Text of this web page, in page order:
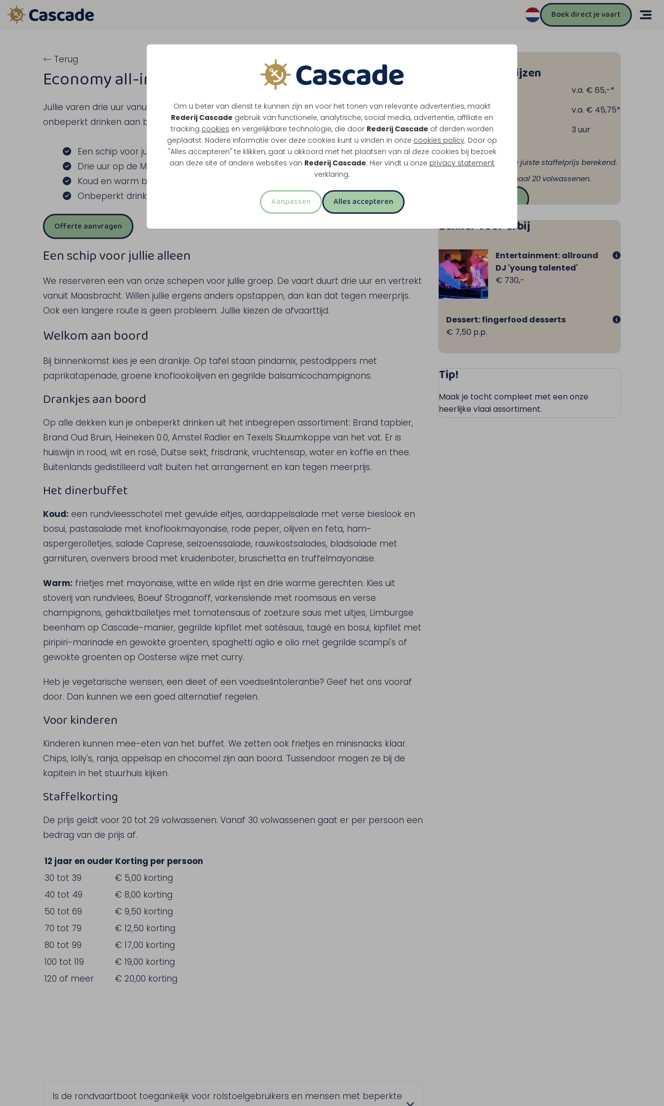
Om u beter van dienst te kunnen zijn en voor het tonen van relevante advertenties, maakt
Rederij Cascade gebruik van functionele, analytische, social media, advertentie, affiliate en
tracking cookies en vergelijkbare technologie, die door Rederij Cascade of derden worden
geplaatst. Nadere informatie over deze cookies kunt u vinden in onze cookies policy. Door op
"Alles accepteren" te klikken, gaat u akkoord met het plaatsen van al deze cookies bij bezoek
aan deze site of andere websites van Rederij Cascade. Hier vindt u onze privacy statement
verklaring.
Aanpassen Alles accepteren
Boek direct je vaart
Terug
Economy all-inclusive dinercruise
Jullie varen drie uur vanuit Maasbracht op een schip voor jullie alleen, met buffet en
onbeperkt drinken aan boord.
Een schip voor jullie groep
Drie uur op de Maasplassen
Koud en warm buffet aan boord
Onbeperkt drinken inbegrepen
Offerte aanvragen
Een schip voor jullie alleen
We reserveren een van onze schepen voor jullie groep. De vaart duurt drie uur en vertrekt
vanuit Maasbracht. Willen jullie ergens anders opstappen, dan kan dat tegen meerprijs.
Ook een langere route is geen probleem. Jullie kiezen de afvaarttijd.
Welkom aan boord
Bij binnenkomst kies je een drankje. Op tafel staan pindamix, pestodippers met
paprikatapenade, groene knoflookolijven en gegrilde balsamicochampignons.
Drankjes aan boord
Op alle dekken kun je onbeperkt drinken uit het inbegrepen assortiment: Brand tapbier,
Brand Oud Bruin, Heineken 0.0, Amstel Radler en Texels Skuumkoppe van het vat. Er is
huiswijn in rood, wit en rosé, Duitse sekt, frisdrank, vruchtensap, water en koffie en thee.
Buitenlands gedistilleerd valt buiten het arrangement en kan tegen meerprijs.
Het dinerbuffet
Koud: een rundvleesschotel met gevulde eitjes, aardappelsalade met verse bieslook en
bosui, pastasalade met knoflookmayonaise, rode peper, olijven en feta, ham-
aspergerolletjes, salade Caprese, seizoenssalade, rauwkostsalades, bladsalade met
garnituren, ovenvers brood met kruidenboter, bruschetta en truffelmayonaise.
Warm: frietjes met mayonaise, witte en wilde rijst en drie warme gerechten. Kies uit
stoverij van rundvlees, Boeuf Stroganoff, varkenslende met roomsaus en verse
champignons, gehaktballetjes met tomatensaus of zoetzure saus met uitjes, Limburgse
beenham op Cascade-manier, gegrilde kipfilet met satésaus, taugé en bosui, kipfilet met
piripiri-marinade en gewokte groenten, spaghetti aglio e olio met gegrilde scampi's of
gewokte groenten op Oosterse wijze met curry.
Heb je vegetarische wensen, een dieet of een voedselintolerantie? Geef het ons vooraf
door. Dan kunnen we een goed alternatief regelen.
Voor kinderen
Kinderen kunnen mee-eten van het buffet. We zetten ook frietjes en minisnacks klaar.
Chips, lolly's, ranja, appelsap en chocomel zijn aan boord. Tussendoor mogen ze bij de
kapitein in het stuurhuis kijken.
Staffelkorting
De prijs geldt voor 20 tot 29 volwassenen. Vanaf 30 volwassenen gaat er per persoon een
bedrag van de prijs af.
12 jaar en ouder Korting per persoon
30 tot 39
€ 5,00 korting
40 tot 49
€ 8,00 korting
50 tot 69
€ 9,50 korting
70 tot 79
€ 12,50 korting
80 tot 99
€ 17,00 korting
100 tot 119
€ 19,00 korting
120 of meer
€ 20,00 korting
Is de rondvaartboot toegankelijk voor rolstoelgebruikers en mensen met beperkte
Onze staffelprijzen
v.a. € 65,-*
Kind 4 t/m 11 jr
v.a. € 45,75*
Duur
3 uur
* bij 120+ personen
Bij aanvraag wordt de juiste staffelprijs berekend.
Te boeken voor minimaal 20 volwassenen.
Lekker voor erbij
Entertainment: allround
DJ 'young talented'
€ 730,-
Dessert: fingerfood desserts
€ 7,50 p.p.
Tip!
Maak je tocht compleet met een onze
heerlijke vlaai assortiment.